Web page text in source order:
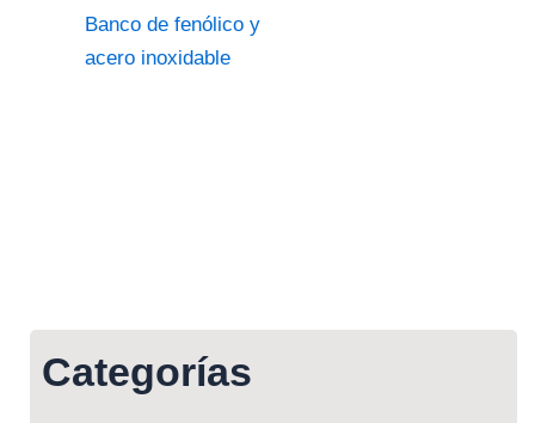
Categorías
Banco de fenólico y
acero inoxidable